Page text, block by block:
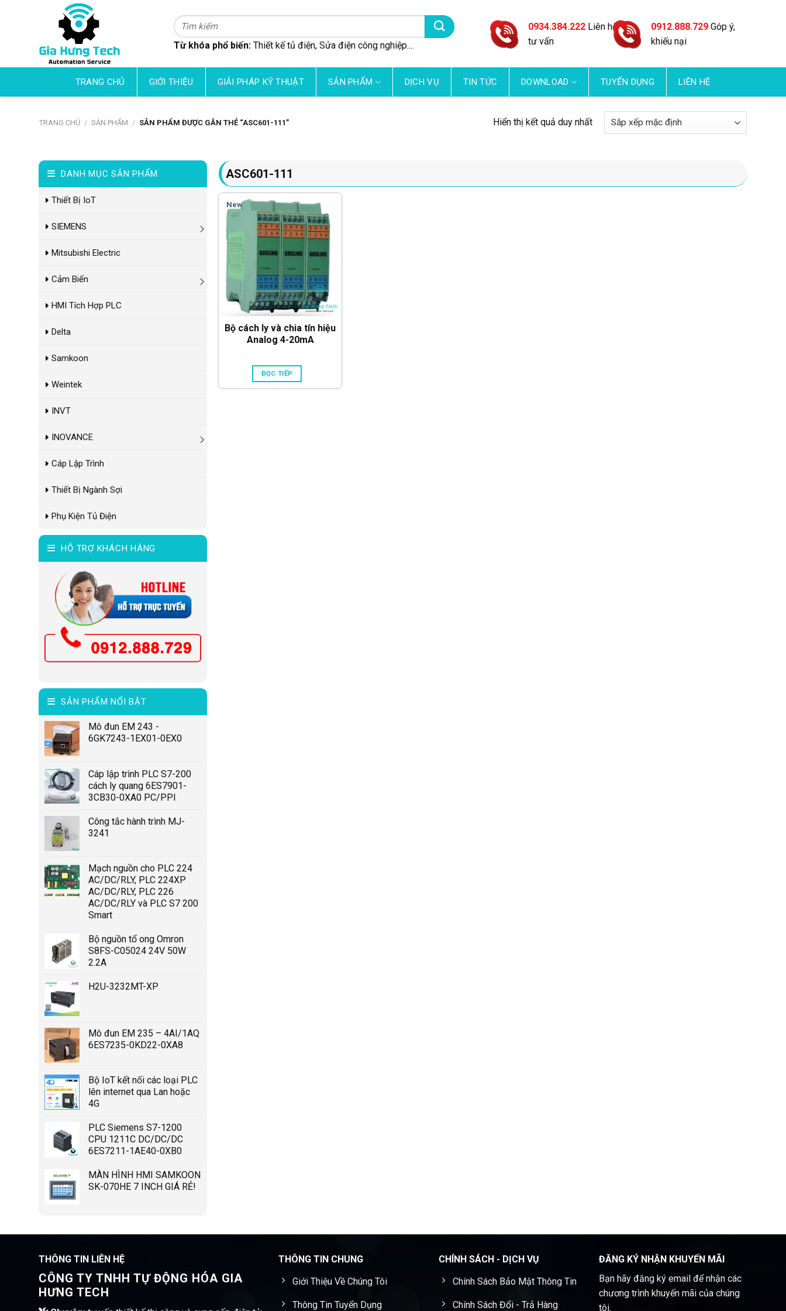
Tìm
kiếm:
Từ khóa phổ biến: Thiết kế tủ điện, Sửa điện công nghiệp....
0934.384.222 Liên hệ
tư vấn
0912.888.729 Góp ý,
khiếu nại
TRANG CHỦ GIỚI THIỆU GIẢI PHÁP KỸ THUẬT SẢN PHẨM DỊCH VỤ TIN TỨC DOWNLOAD TUYỂN DỤNG LIÊN HỆ
TRANG CHỦ / SẢN PHẨM / SẢN PHẨM ĐƯỢC GẮN THẺ “ASC601-111” Hiển thị kết quả duy nhất
DANH MỤC SẢN PHẨM
Thiết Bị IoT
SIEMENS
Mitsubishi Electric
Cảm Biến
HMI Tích Hợp PLC
Delta
Samkoon
Weintek
INVT
INOVANCE
Cáp Lập Trình
Thiết Bị Ngành Sợi
Phụ Kiện Tủ Điện
HỖ TRỢ KHÁCH HÀNG
SẢN PHẨM NỔI BẬT
Mô đun EM 243 -
6GK7243-1EX01-0EX0
Cáp lập trình PLC S7-200
cách ly quang 6ES7901-
3CB30-0XA0 PC/PPI
Công tắc hành trình MJ-
3241
Mạch nguồn cho PLC 224
AC/DC/RLY, PLC 224XP
AC/DC/RLY, PLC 226
AC/DC/RLY và PLC S7 200
Smart
Bộ nguồn tổ ong Omron
S8FS-C05024 24V 50W
2.2A
H2U-3232MT-XP
Mô đun EM 235 – 4AI/1AQ
6ES7235-0KD22-0XA8
Bộ IoT kết nối các loại PLC
lên internet qua Lan hoặc
4G
PLC Siemens S7-1200
CPU 1211C DC/DC/DC
6ES7211-1AE40-0XB0
MÀN HÌNH HMI SAMKOON
SK-070HE 7 INCH GIÁ RẺ!
ASC601-111
New
Bộ cách ly và chia tín hiệu
Analog 4-20mA
ĐỌC TIẾP
THÔNG TIN LIÊN HỆ
CÔNG TY TNHH TỰ ĐỘNG HÓA GIA
HƯNG TECH
THÔNG TIN CHUNG
Giới Thiệu Về Chúng Tôi
Thông Tin Tuyển Dụng
CHÍNH SÁCH - DỊCH VỤ
Chính Sách Bảo Mật Thông Tin
Chính Sách Đổi - Trả Hàng
ĐĂNG KÝ NHẬN KHUYẾN MÃI
Bạn hãy đăng ký email để nhận các
chương trình khuyến mãi của chúng
tôi.